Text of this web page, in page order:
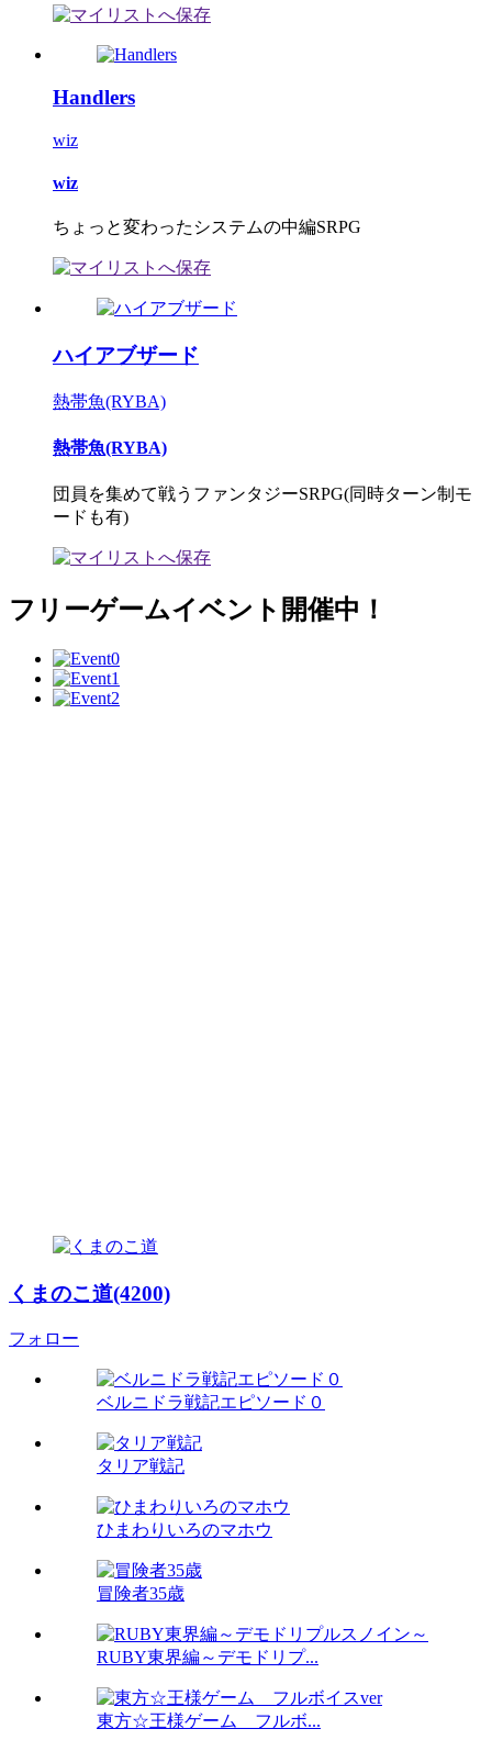
Handlers
wiz
wiz
ちょっと変わったシステムの中編SRPG
ハイアブザード
熱帯魚(RYBA)
熱帯魚(RYBA)
団員を集めて戦うファンタジーSRPG(同時ターン制モ
ードも有)
フリーゲームイベント開催中！
くまのこ道(4200)
フォロー
ベルニドラ戦記エピソード０
タリア戦記
ひまわりいろのマホウ
冒険者35歳
RUBY東界編～デモドリプ...
東方☆王様ゲーム フルボ...